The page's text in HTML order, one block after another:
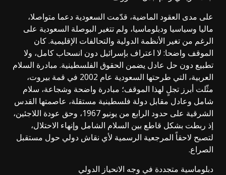
على مدى العقود الماضية، قدّمت السعودية دعما متواصلا،
ماليا وسياسيا ودبلوماسيا، ولم تتغير البوصلة السعودية على
الرغم من تغير الأنظمة الدولية والتحالفات الإقليمية. كان
الموقف واضحا: لا اعتراف بإسرائيل دون انسحاب كامل، ولا
تطبيع دون حل عادل يضمن الحقوق الفلسطينية. مبادرة السلام
العربية، التي طرحتها السعودية عام 2002 في قمة بيروت،
مثّلت أبرز تجلٍ لهذا الموقف؛ مبادرة واضحة وشجاعة، سلام
شامل وعادل مقابل دولة فلسطينية مستقلة، عاصمتها القدس
الشرقية على حدود الرابع من يونيو 1967، وحق عودة اللاجئين،
إذ ربطت بشكل قاطع بين السلام الشامل وإنهاء الاحتلال،
لتصبح لاحقاً المرجعية الرسمية لأي نقاش دولي حول مستقبل
الصراع.
دبلوماسية متجددة في وجه الانحياز الدولي